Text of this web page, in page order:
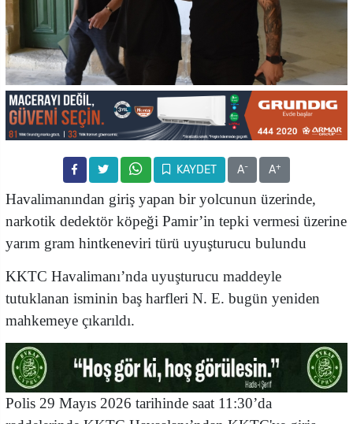
KAYDET A- A+
Havalimanından giriş yapan bir yolcunun üzerinde,
narkotik dedektör köpeği Pamir’in tepki vermesi üzerine
yarım gram hintkeneviri türü uyuşturucu bulundu
KKTC Havalimanı’nda uyuşturucu maddeyle
tutuklanan isminin baş harfleri N. E. bugün yeniden
mahkemeye çıkarıldı.
Polis 29 Mayıs 2026 tarihinde saat 11:30’da